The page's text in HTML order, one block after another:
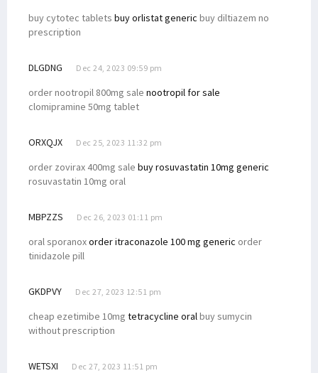
buy cytotec tablets buy orlistat generic buy diltiazem no
prescription
DLGDNG Dec 24, 2023 09:59 pm
order nootropil 800mg sale nootropil for sale
clomipramine 50mg tablet
ORXQJX Dec 25, 2023 11:32 pm
order zovirax 400mg sale buy rosuvastatin 10mg generic
rosuvastatin 10mg oral
MBPZZS Dec 26, 2023 01:11 pm
oral sporanoxorder itraconazole 100 mg generic order
tinidazole pill
GKDPVY Dec 27, 2023 12:51 pm
cheap ezetimibe 10mg tetracycline oralbuy sumycin
without prescription
WETSXI Dec 27, 2023 11:51 pm